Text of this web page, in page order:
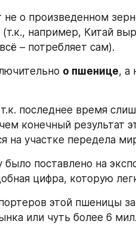
о произведенном
например, Китай
– потребляет сам).
о пшенице, а
последнее время
конечный результат
на участке передела
поставлено на
цифра, которую
или чуть более 6